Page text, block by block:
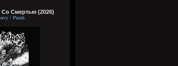
Со Смертью (2026)
/ Punk